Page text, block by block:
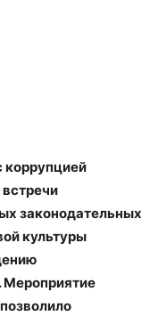
коррупцией
законодательных
культуры
Мероприятие